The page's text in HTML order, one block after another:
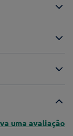
uma avaliação